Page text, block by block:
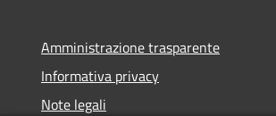
Amministrazione trasparente
Informativa privacy
Note legali